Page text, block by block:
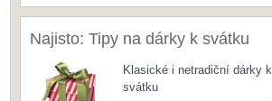
Najisto: Tipy na dárky k svátku
Klasické i netradiční dárky k
svátku